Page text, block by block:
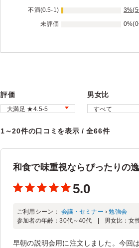
不満(0.5-1)
未評価
評価 男女比
1～20件の口コミを表示 / 全66件
和食で味重視ならぴったりの
5.0
ご利用シーン： 会議・セミナー ›勉強会
参加者の年齢：30代～40代 男女比：女
早朝の説明会用に注文しました。今回